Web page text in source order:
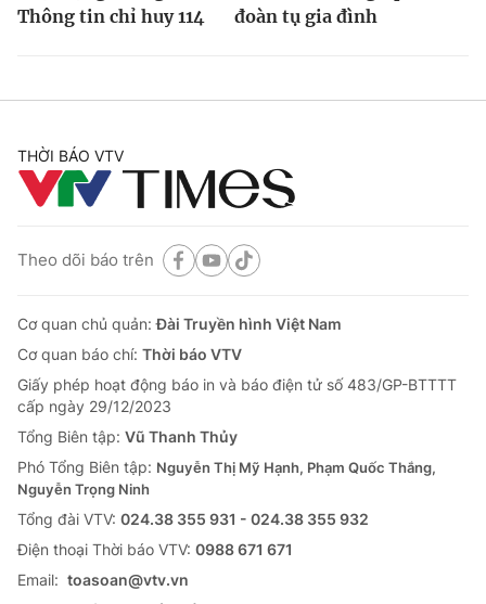
Thông tin chỉ huy 114
đoàn tụ gia đình
THỜI BÁO VTV
Theo dõi báo trên
Cơ quan chủ quản:Đài Truyền hình Việt Nam
Cơ quan báo chí: Thời báo VTV
Giấy phép hoạt động báo in và báo điện tử số 483/GP-BTTTT
cấp ngày 29/12/2023
Tổng Biên tập: Vũ Thanh Thủy
Phó Tổng Biên tập: Nguyễn Thị Mỹ Hạnh, Phạm Quốc Thắng,
Nguyễn Trọng Ninh
Tổng đài VTV: 024.38 355 931 - 024.38 355 932
Ðiện thoại Thời báo VTV: 0988 671 671
Email: toasoan@vtv.vn